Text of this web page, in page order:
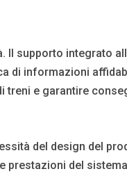
supporto integrato
di informazioni
e garantire
del design del
del